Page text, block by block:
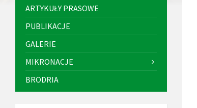
ARTYKUŁY PRASOWE
PUBLIKACJE
GALERIE
MIKRONACJE
BRODRIA